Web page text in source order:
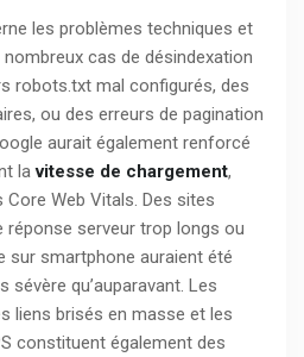
les problèmes techniques et
nombreux cas de désindexation
robots.txt mal configurés, des
ou des erreurs de pagination
aurait également renforcé
lavitesse de chargement,
Core Web Vitals. Des sites
serveur trop longs ou
sur smartphone auraient été
sévère qu’auparavant. Les
liens brisés en masse et les
constituent également des